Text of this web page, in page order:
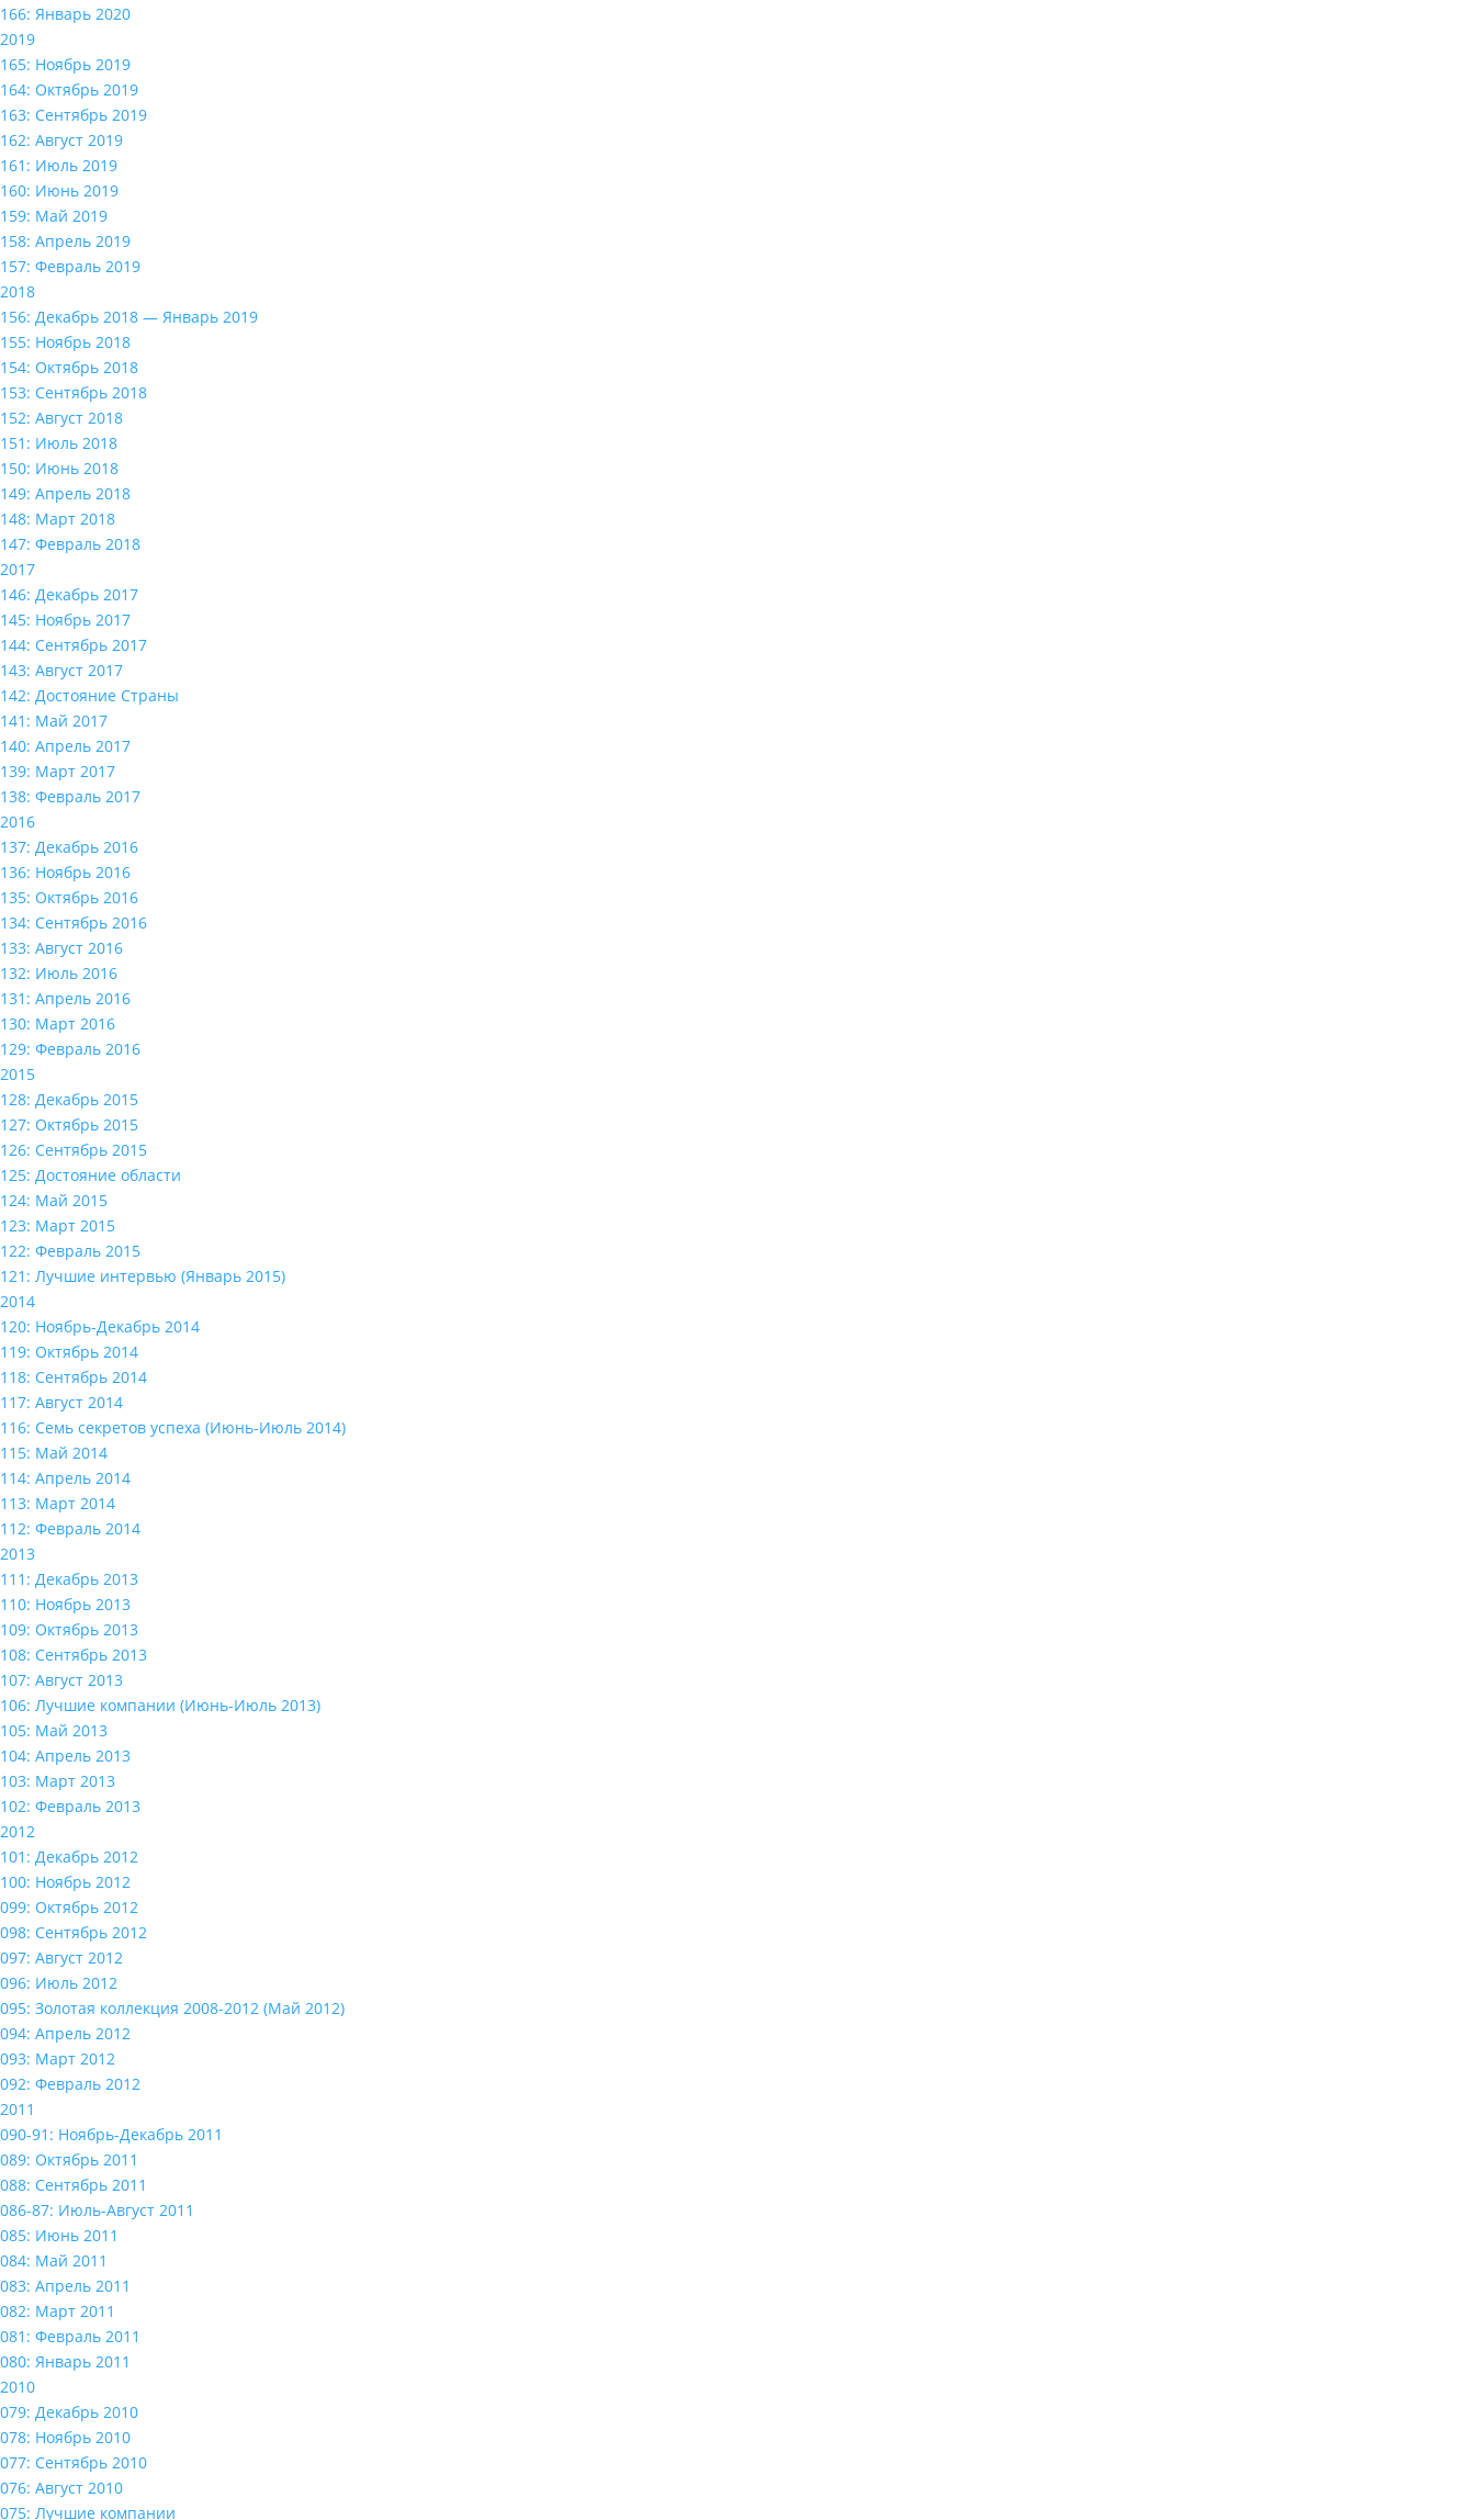
166: Январь 2020
2019
165: Ноябрь 2019
164: Октябрь 2019
163: Сентябрь 2019
162: Август 2019
161: Июль 2019
160: Июнь 2019
159: Май 2019
158: Апрель 2019
157: Февраль 2019
2018
156: Декабрь 2018 — Январь 2019
155: Ноябрь 2018
154: Октябрь 2018
153: Сентябрь 2018
152: Август 2018
151: Июль 2018
150: Июнь 2018
149: Апрель 2018
148: Март 2018
147: Февраль 2018
2017
146: Декабрь 2017
145: Ноябрь 2017
144: Сентябрь 2017
143: Август 2017
142: Достояние Страны
141: Май 2017
140: Апрель 2017
139: Март 2017
138: Февраль 2017
2016
137: Декабрь 2016
136: Ноябрь 2016
135: Октябрь 2016
134: Сентябрь 2016
133: Август 2016
132: Июль 2016
131: Апрель 2016
130: Март 2016
129: Февраль 2016
2015
128: Декабрь 2015
127: Октябрь 2015
126: Сентябрь 2015
125: Достояние области
124: Май 2015
123: Март 2015
122: Февраль 2015
121: Лучшие интервью (Январь 2015)
2014
120: Ноябрь-Декабрь 2014
119: Октябрь 2014
118: Сентябрь 2014
117: Август 2014
116: Семь секретов успеха (Июнь-Июль 2014)
115: Май 2014
114: Апрель 2014
113: Март 2014
112: Февраль 2014
2013
111: Декабрь 2013
110: Ноябрь 2013
109: Октябрь 2013
108: Сентябрь 2013
107: Август 2013
106: Лучшие компании (Июнь-Июль 2013)
105: Май 2013
104: Апрель 2013
103: Март 2013
102: Февраль 2013
2012
101: Декабрь 2012
100: Ноябрь 2012
099: Октябрь 2012
098: Сентябрь 2012
097: Август 2012
096: Июль 2012
095: Золотая коллекция 2008-2012 (Май 2012)
094: Апрель 2012
093: Март 2012
092: Февраль 2012
2011
090-91: Ноябрь-Декабрь 2011
089: Октябрь 2011
088: Сентябрь 2011
086-87: Июль-Август 2011
085: Июнь 2011
084: Май 2011
083: Апрель 2011
082: Март 2011
081: Февраль 2011
080: Январь 2011
2010
079: Декабрь 2010
078: Ноябрь 2010
077: Сентябрь 2010
076: Август 2010
075: Лучшие компании